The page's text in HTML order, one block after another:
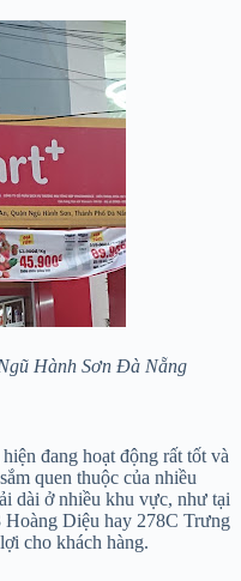
Hành Sơn Đà Nẵng
đang hoạt động rất tốt và
quen thuộc của nhiều
dài ở nhiều khu vực, như tại
Diệu hay 278C Trưng
cho khách hàng.